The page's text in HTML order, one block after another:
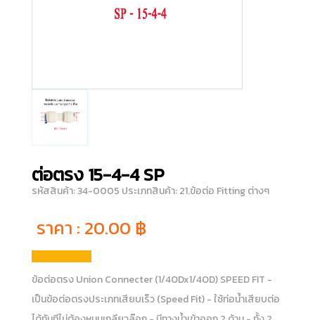
ต่อตรง 15-4-4 SP
รหัสสินค้า: 34-0005 ประเภทสินค้า: 21.ข้อต่อ Fitting ต่างๆ
ราคา : 20.00 ฿
ข้อต่อตรง Union Connecter (1/4ODx1/4OD) SPEED FIT -
เป็นข้อต่อตรงประเภทเสียบเร็ว (Speed Fit) - ใช้ท่อน้ำเสียบต่อ